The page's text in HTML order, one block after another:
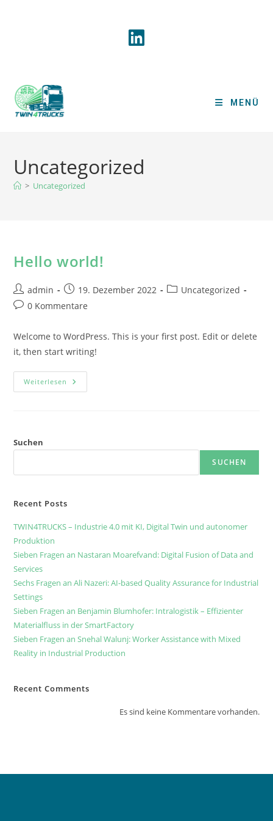
MENÜ
Uncategorized
> Uncategorized
Hello world!
Beitrags-
Autor:
admin
Beitrag
veröffentlicht:
19. Dezember 2022
Beitrags-
Uncategorized
Beitrags-
0 Kommentare
Welcome to WordPress. This is your first post. Edit or delete
it, then start writing!
Weiterlesen Hello
World!
Suchen
SUCHEN
Recent Posts
TWIN4TRUCKS – Industrie 4.0 mit KI, Digital Twin und autonomer
Produktion
Sieben Fragen an Nastaran Moarefvand: Digital Fusion of Data and
Services
Sechs Fragen an Ali Nazeri: AI-based Quality Assurance for Industrial
Settings
Sieben Fragen an Benjamin Blumhofer: Intralogistik – Effizienter
Materialfluss in der SmartFactory
Sieben Fragen an Snehal Walunj: Worker Assistance with Mixed
Reality in Industrial Production
Recent Comments
Es sind keine Kommentare vorhanden.